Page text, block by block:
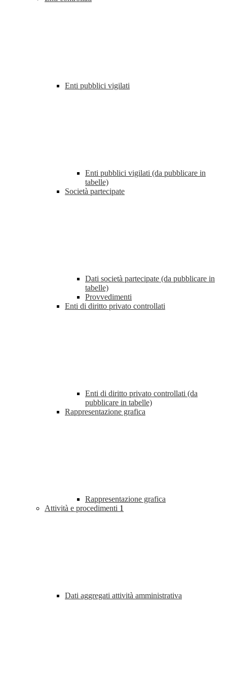
Enti pubblici vigilati
Enti pubblici vigilati (da pubblicare in
tabelle)
Società partecipate
Dati società partecipate (da pubblicare in
tabelle)
Provvedimenti
Enti di diritto privato controllati
Enti di diritto privato controllati (da
pubblicare in tabelle)
Rappresentazione grafica
Rappresentazione grafica
Attività e procedimenti 1
Dati aggregati attività amministrativa